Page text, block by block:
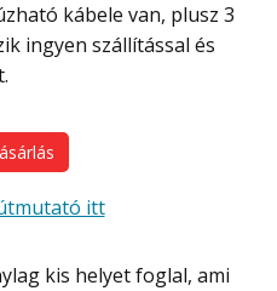
kábele van, plusz 3
ingyen szállítással és
útmutató itt